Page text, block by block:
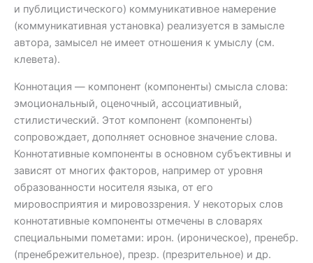
и публицистического) коммуникативное намерение
(коммуникативная установка) реализуется в замысле
автора, замысел не имеет отношения к умыслу (см.
клевета).
Коннотация — компонент (компоненты) смысла слова:
эмоциональный, оценочный, ассоциативный,
стилистический. Этот компонент (компоненты)
сопровождает, дополняет основное значение слова.
Коннотативные компоненты в основном субъективны и
зависят от многих факторов, например от уровня
образованности носителя языка, от его
мировосприятия и мировоззрения. У некоторых слов
коннотативные компоненты отмечены в словарях
специальными пометами: ирон. (ироническое), пренебр.
(пренебрежительное), презр. (презрительное) и др.